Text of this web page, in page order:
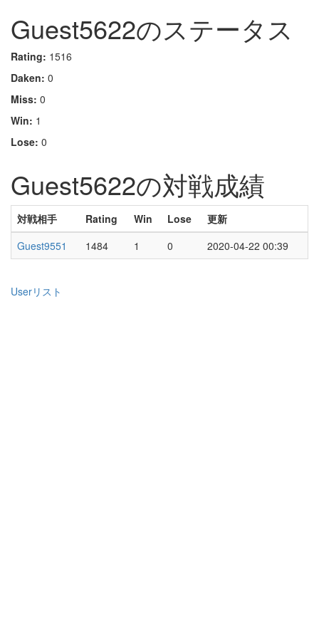
Guest5622のステータス
Rating: 1516
Daken: 0
Miss: 0
Win: 1
Lose: 0
Guest5622の対戦成績
対戦相手 Rating Win Lose
更新
Guest9551
1484 1 0 2020-04-22 00:39
Userリスト